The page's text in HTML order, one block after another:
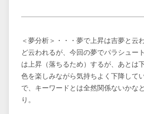
＜夢分析＞・・・夢で上昇は吉夢と云
ど云われるが、今回の夢でパラシュー
は上昇（落ちるため）するが、あとは
色を楽しみながら気持ちよく下降して
で、キーワードとは全然関係ないかな
り。